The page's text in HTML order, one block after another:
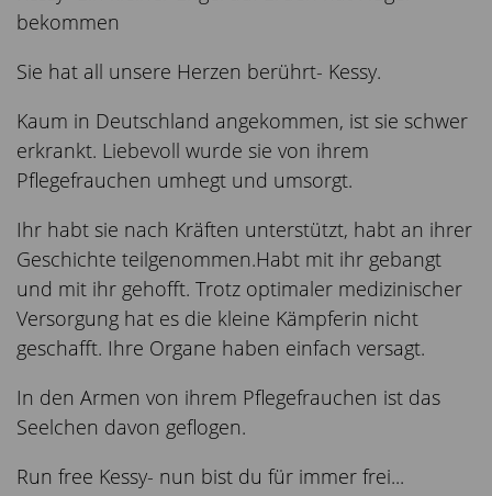
bekommen
Sie hat all unsere Herzen berührt- Kessy.
Kaum in Deutschland angekommen, ist sie schwer
erkrankt. Liebevoll wurde sie von ihrem
Pflegefrauchen umhegt und umsorgt.
Ihr habt sie nach Kräften unterstützt, habt an ihrer
Geschichte teilgenommen.Habt mit ihr gebangt
und mit ihr gehofft. Trotz optimaler medizinischer
Versorgung hat es die kleine Kämpferin nicht
geschafft. Ihre Organe haben einfach versagt.
In den Armen von ihrem Pflegefrauchen ist das
Seelchen davon geflogen.
Run free Kessy- nun bist du für immer frei...